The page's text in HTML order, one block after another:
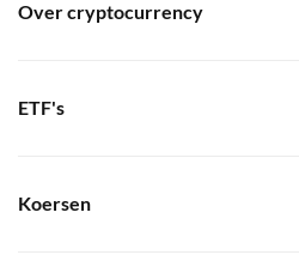
Over cryptocurrency
ETF's
Koersen